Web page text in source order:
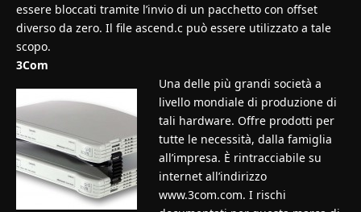
essere bloccati tramite l’invio di un pacchetto con offset
diverso da zero. Il file ascend.c può essere utilizzato a tale
scopo.
3Com
Una delle più grandi società a
livello mondiale di produzione di
tali hardware. Offre prodotti per
tutte le necessità, dalla famiglia
all’impresa. È rintracciabile su
internet all’indirizzo
www.3com.com. I rischi